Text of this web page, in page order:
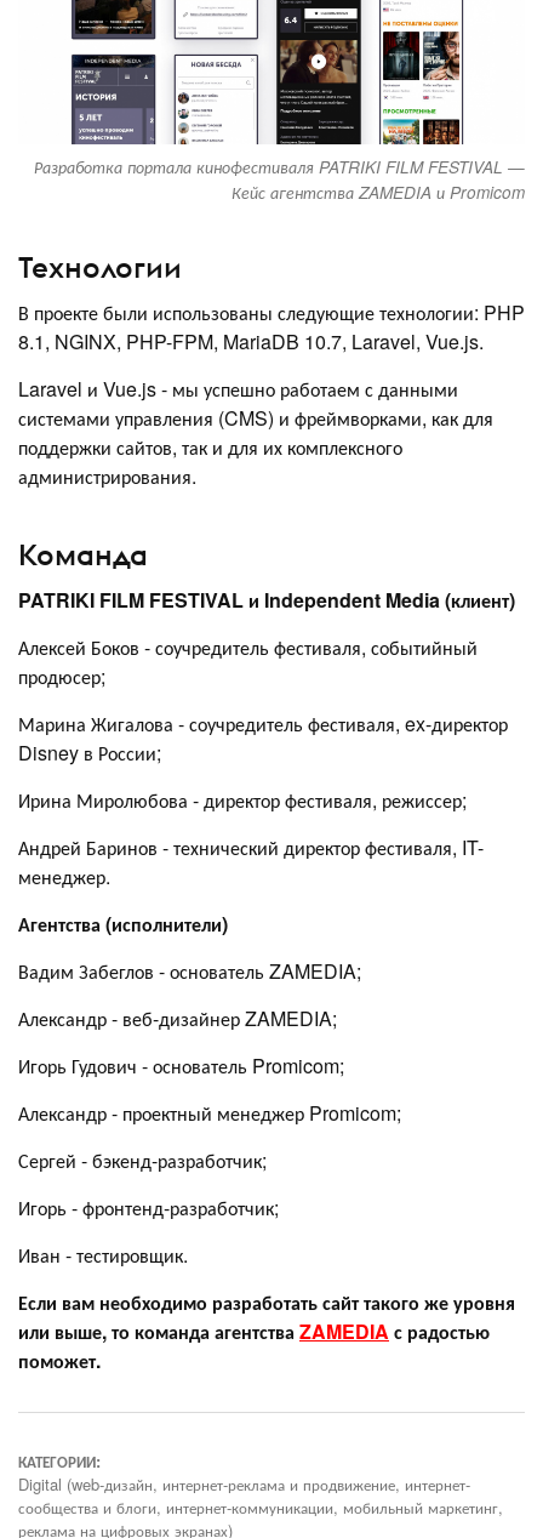
Разработка портала кинофестиваля PATRIKI FILM FESTIVAL —
Кейс агентства ZAMEDIA и Promicom
Технологии
В проекте были использованы следующие технологии: PHP
8.1, NGINX, PHP-FPM, MariaDB 10.7, Laravel, Vue.js.
Laravel и Vue.js - мы успешно работаем с данными
системами управления (CMS) и фреймворками, как для
поддержки сайтов, так и для их комплексного
администрирования.
Команда
PATRIKI FILM FESTIVAL и Independent Media (клиент)
Алексей Боков - соучредитель фестиваля, событийный
продюсер;
Марина Жигалова - соучредитель фестиваля, ex-директор
Disney в России;
Ирина Миролюбова - директор фестиваля, режиссер;
Андрей Баринов - технический директор фестиваля, IT-
менеджер.
Агентства (исполнители)
Вадим Забеглов - основатель ZAMEDIA;
Александр - веб-дизайнер ZAMEDIA;
Игорь Гудович - основатель Promicom;
Александр - проектный менеджер Promicom;
Сергей - бэкенд-разработчик;
Игорь - фронтенд-разработчик;
Иван - тестировщик.
Если вам необходимо разработать сайт такого же уровня
или выше, то команда агентства ZAMEDIA с радостью
поможет.
КАТЕГОРИИ:
Digital (web-дизайн, интернет-реклама и продвижение, интернет-
сообщества и блоги, интернет-коммуникации, мобильный маркетинг,
реклама на цифровых экранах)